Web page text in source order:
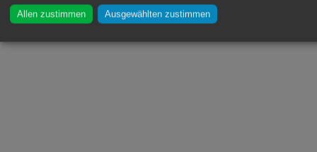
Allen zustimmen Ausgewählten zustimmen